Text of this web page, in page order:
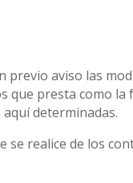
previo aviso las
presta como
determinadas.
se realice de los